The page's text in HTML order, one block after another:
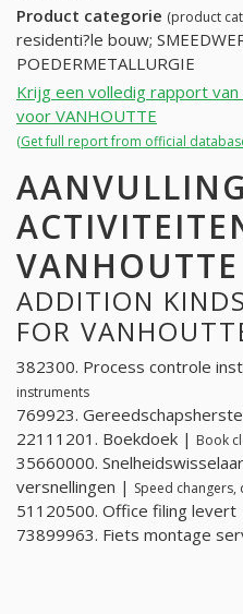
Product categorie (product
residenti?le bouw;
POEDERMETALLURGIE
Krijg een volledig rapport
voor VANHOUTTE
(Get full report from official
VANHOUTTE
ADDITION
FOR
382300. Process controle
instruments
769923.
22111201. Boekdoek | Book
35660000.
versnellingen | Speed
51120500. Office filing levert
73899963. Fiets montage